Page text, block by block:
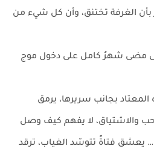
الغرفة تختنق، وأن كل شيء من
حتى مضى شهرٌ كامل على دخول موج
بجانب سريرها، يرمق
والاشتياق، لا يفهم كيف وصل
يعشق فتاةً تتوسّد الغياب، ترقد